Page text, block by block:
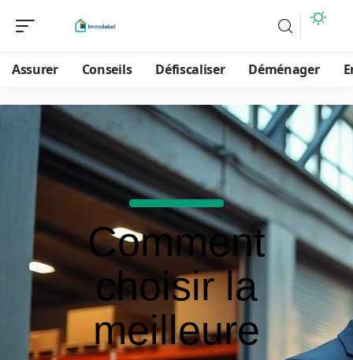
Assurer Conseils Défiscaliser Déménager
Comment
choisir la
meilleure